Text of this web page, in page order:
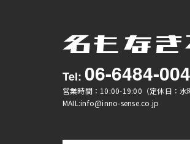
Tel: 06-6484-
営業時間：10:00-19:00（定休日：水
MAIL:info@inno-sense.co.jp